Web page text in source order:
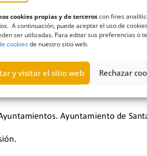
cookies propias y de terceroscon fines
A continuación, puede aceptar el uso de
ser utilizadas. Para editar sus preferencias o
cookiesde nuestro sitio web.
y visitar el sitio web Rechazar